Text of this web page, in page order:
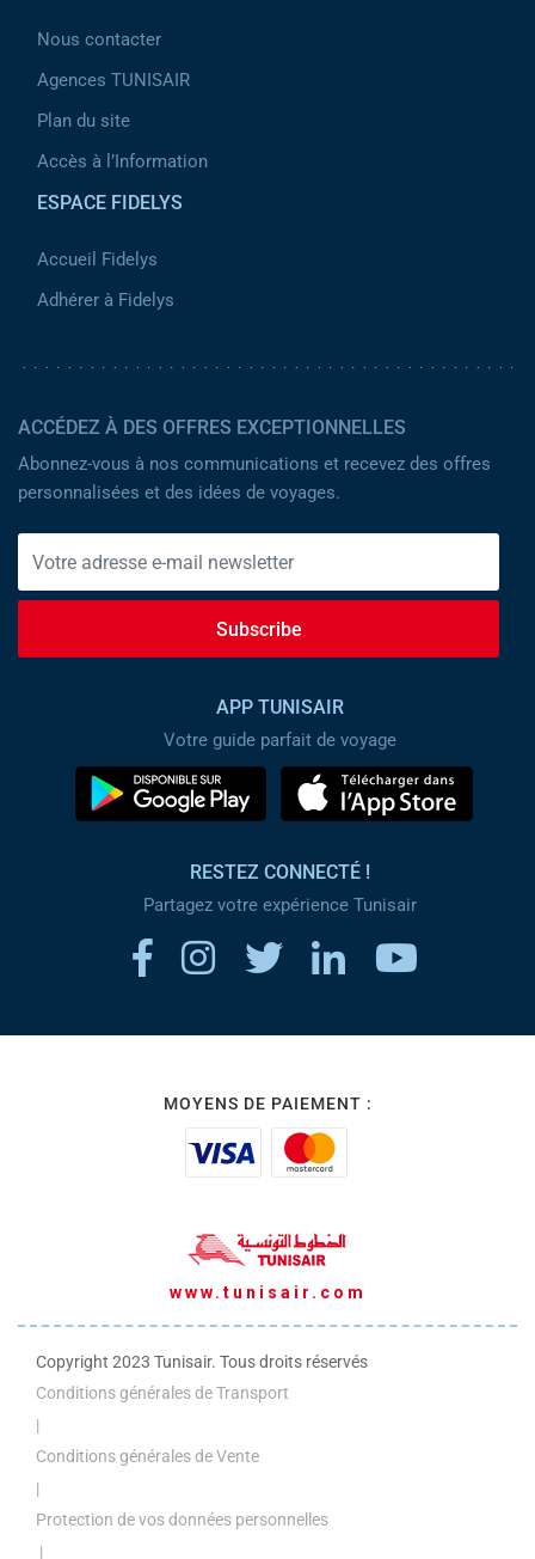
Nous contacter
Agences TUNISAIR
Plan du site
Accès à l’Information
ESPACE FIDELYS
Accueil Fidelys
Adhérer à Fidelys
ACCÉDEZ À DES OFFRES EXCEPTIONNELLES
Abonnez-vous à nos communications et recevez des offres
personnalisées et des idées de voyages.
Subscribe
APP TUNISAIR
Votre guide parfait de voyage
RESTEZ CONNECTÉ !
Partagez votre expérience Tunisair
MOYENS DE PAIEMENT :
www.tunisair.com
Copyright 2023 Tunisair. Tous droits réservés
Conditions générales de Transport
|
Conditions générales de Vente
|
Protection de vos données personnelles
|